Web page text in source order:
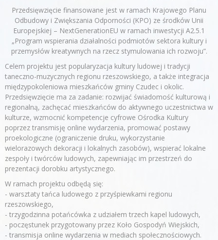
Przedsięwzięcie finansowane jest w ramach Krajowego Planu
Odbudowy i Zwiększania Odporności (KPO) ze środków Unii
Europejskiej – NextGenerationEU w ramach inwestycji A2.5.1
„Program wspierania działalności podmiotów sektora kultury i
przemysłów kreatywnych na rzecz stymulowania ich rozwoju”.
Celem projektu jest popularyzacja kultury ludowej i tradycji
taneczno-muzycznych regionu rzeszowskiego, a także integracja
międzypokoleniowa mieszkańców gminy Czudec i okolic.
Przedsięwzięcie ma za zadanie: rozwijać świadomość kulturową i
regionalną, zachęcać mieszkańców do aktywnego uczestnictwa w
kulturze, wzmocnić kompetencje cyfrowe Ośrodka Kultury
poprzez transmisję online wydarzenia, promować postawy
proekologiczne (ograniczenie druku, wykorzystanie
wielorazowych dekoracji i lokalnych zasobów), wspierać lokalne
zespoły i twórców ludowych, zapewniając im przestrzeń do
prezentacji dorobku artystycznego.
W ramach projektu odbędą się:
- warsztaty tańca ludowego z przyśpiewkami regionu
rzeszowskiego,
- trzygodzinna potańcówka z udziałem trzech kapel ludowych,
- poczęstunek przygotowany przez Koło Gospodyń Wiejskich,
- transmisja online wydarzenia w mediach społecznościowych.